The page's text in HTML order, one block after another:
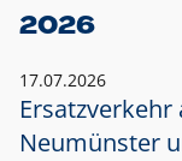
2026
17.07.2026
Ersatzverkehr
Neumünster